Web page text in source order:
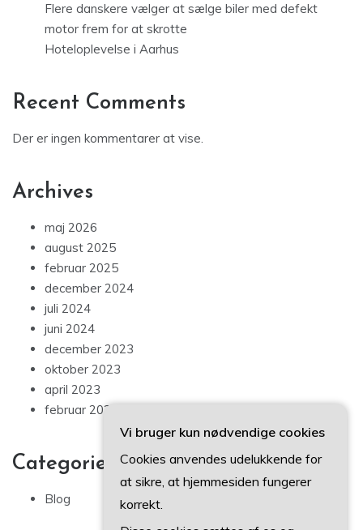
Flere danskere vælger at sælge biler med defekt
motor frem for at skrotte
Hoteloplevelse i Aarhus
Recent Comments
Der er ingen kommentarer at vise.
Archives
maj 2026
august 2025
februar 2025
december 2024
juli 2024
juni 2024
december 2023
oktober 2023
april 2023
februar 2023
Categories
Blog
Vi bruger kun nødvendige cookies
Cookies anvendes udelukkende for
at sikre, at hjemmesiden fungerer
korrekt.